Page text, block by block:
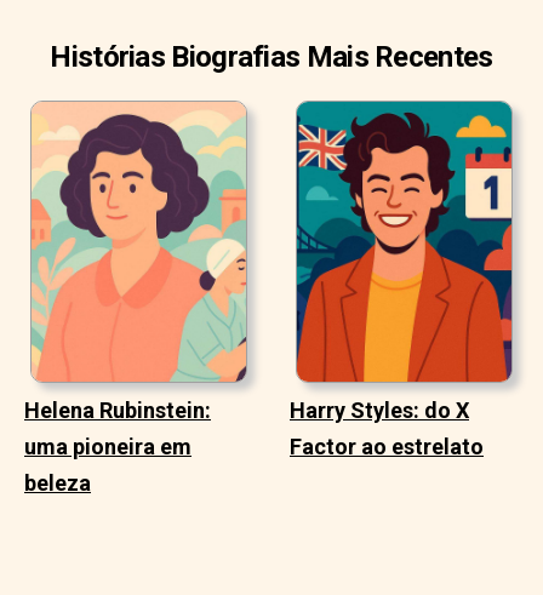
Histórias Biografias Mais Recentes
Helena Rubinstein:
uma pioneira em
beleza
Harry Styles: do X
Factor ao estrelato